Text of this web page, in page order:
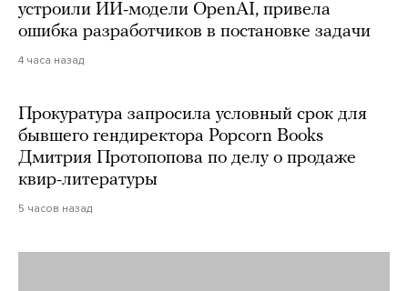
устроили ИИ-модели OpenAI, привела
ошибка разработчиков в постановке задачи
4 часа назад
Прокуратура запросила условный срок для
бывшего гендиректора Popcorn Books
Дмитрия Протопопова по делу о продаже
квир-литературы
5 часов назад